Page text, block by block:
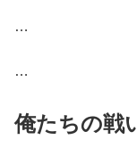
…
…
俺たちの戦